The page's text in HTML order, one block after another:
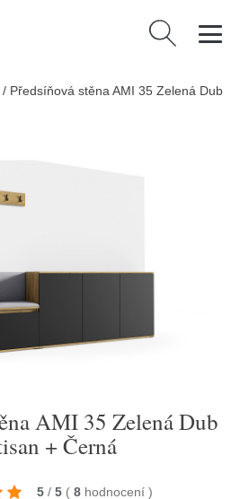
Vyhledávání
/ Předsíňová stěna AMI 35 Zelená Dub
AMI 35 Zelená Dub
+ Černá
5 / 5 ( 8 hodnocení )